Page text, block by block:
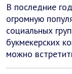
В последние
огромную
социальных
букмекерских
можно